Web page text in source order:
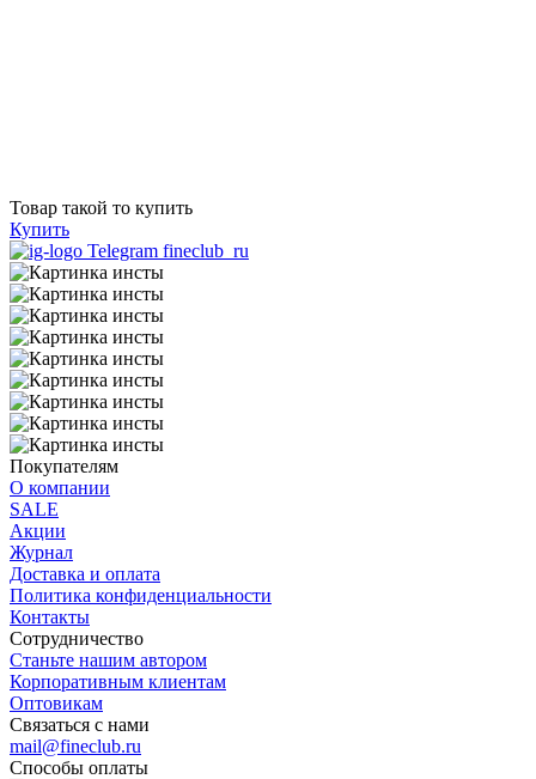
Товар такой то купить
Купить
Telegram fineclub_ru
Покупателям
О компании
SALE
Акции
Журнал
Доставка и оплата
Политика конфиденциальности
Контакты
Сотрудничество
Станьте нашим автором
Корпоративным клиентам
Оптовикам
Связаться с нами
mail@fineclub.ru
Способы оплаты